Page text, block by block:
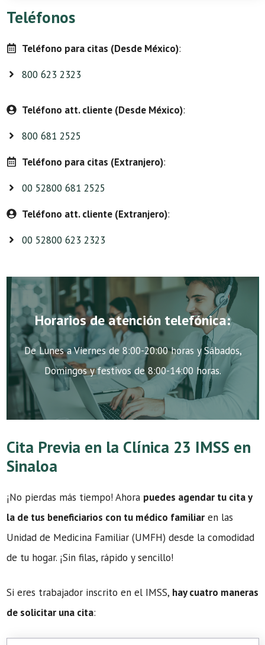
Teléfonos
Teléfono para citas (Desde México):
800 623 2323
Teléfono att. cliente (Desde México):
800 681 2525
Teléfono para citas (Extranjero):
00 52800 681 2525
Teléfono att. cliente (Extranjero):
00 52800 623 2323
Horarios de atención telefónica:
De Lunes a Viernes de 8:00-20:00 horas y Sábados,
Domingos y festivos de 8:00-14:00 horas.
Cita Previa en la Clínica 23 IMSS en
Sinaloa
¡No pierdas más tiempo! Ahora puedes agendar tu cita y
la de tus beneficiarios con tu médico familiar en las
Unidad de Medicina Familiar (UMFH) desde la comodidad
de tu hogar. ¡Sin filas, rápido y sencillo!
Si eres trabajador inscrito en el IMSS, hay cuatro maneras
de solicitar una cita: